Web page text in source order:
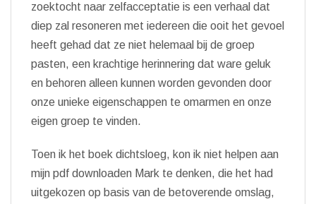
zoektocht naar zelfacceptatie is een verhaal dat
diep zal resoneren met iedereen die ooit het gevoel
heeft gehad dat ze niet helemaal bij de groep
pasten, een krachtige herinnering dat ware geluk
en behoren alleen kunnen worden gevonden door
onze unieke eigenschappen te omarmen en onze
eigen groep te vinden.
Toen ik het boek dichtsloeg, kon ik niet helpen aan
mijn pdf downloaden Mark te denken, die het had
uitgekozen op basis van de betoverende omslag,